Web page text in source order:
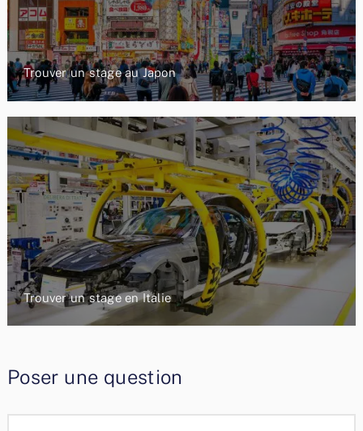
Trouver un stage au Japon
Trouver un stage en Italie
Poser une question